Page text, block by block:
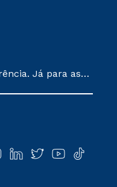
Já para as